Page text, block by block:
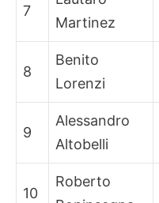
7
Martinez
8
Benito
Lorenzi
9
Alessandro
Altobelli
10
Roberto